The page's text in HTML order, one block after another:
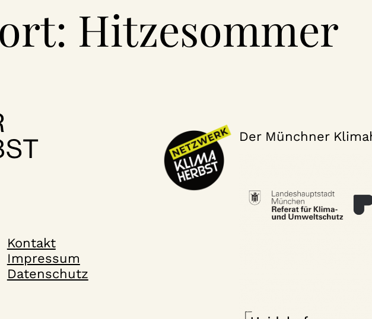
Hitzesommer
Kontakt
Impressum
Datenschutz
Der Münchner